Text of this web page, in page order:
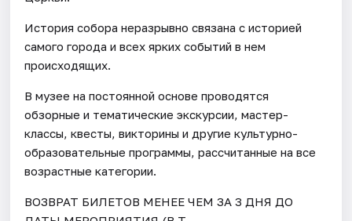
История собора неразрывно связана с историей
самого города и всех ярких событий в нем
происходящих.
В музее на постоянной основе проводятся
обзорные и тематические экскурсии, мастер-
классы, квесты, викторины и другие культурно-
образовательные программы, рассчитанные на все
возрастные категории.
ВОЗВРАТ БИЛЕТОВ МЕНЕЕ ЧЕМ ЗА 3 ДНЯ ДО